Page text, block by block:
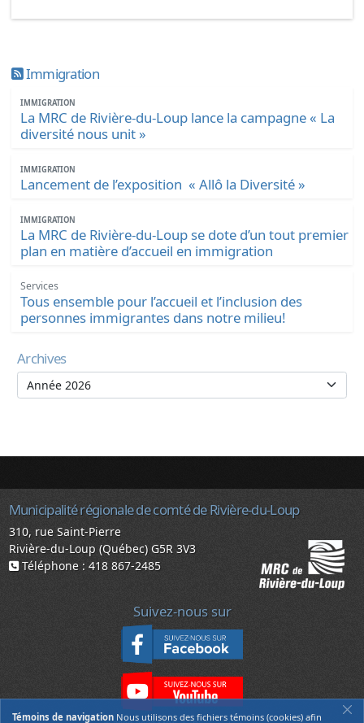
Immigration
IMMIGRATION
La MRC de Rivière-du-Loup lance la campagne « La
diversité nous unit »
IMMIGRATION
Lancement de l’exposition « Allô la Diversité »
IMMIGRATION
La MRC de Rivière-du-Loup se dote d’un tout premier
plan en matière d’accueil en immigration
Services
Tous ensemble pour l’accueil et l’inclusion des
personnes immigrantes dans notre milieu!
Archives
Municipalité régionale de comté de Rivière-du-Loup
310, rue Saint-Pierre
Rivière-du-Loup (Québec) G5R 3V3
Téléphone : 418 867-2485
Suivez-nous sur
Témoins de navigation Nous utilisons des fichiers témoins (cookies) afin